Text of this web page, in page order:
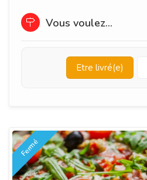
Vous voulez...
Etre livré(e)
Fermé